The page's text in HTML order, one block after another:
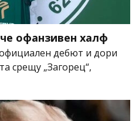
офанзивен халф
дебют и дори
срещу „Загорец“,